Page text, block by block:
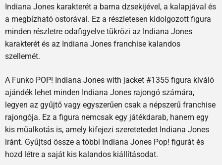
Indiana Jones karakterét a barna dzsekijével, a kalapjával és
a megbízható ostorával. Ez a részletesen kidolgozott figura
minden részletre odafigyelve tükrözi az Indiana Jones
karakterét és az Indiana Jones franchise kalandos
szellemét.
A Funko POP! Indiana Jones with jacket #1355 figura kiváló
ajándék lehet minden Indiana Jones rajongó számára,
legyen az gyűjtő vagy egyszerűen csak a népszerű franchise
rajongója. Ez a figura nemcsak egy játékdarab, hanem egy
kis műalkotás is, amely kifejezi szeretetedet Indiana Jones
iránt. Gyűjtsd össze a többi Indiana Jones Pop! figurát és
hozd létre a saját kis kalandos kiállításodat.